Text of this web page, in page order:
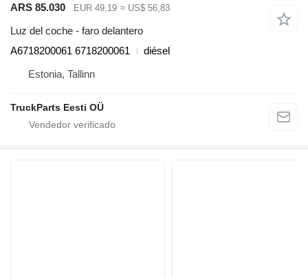
ARS 85.030 EUR 49,19 ≈ US$ 56,83
Luz del coche - faro delantero
A6718200061 6718200061
diésel
Estonia, Tallinn
TruckParts Eesti OÜ